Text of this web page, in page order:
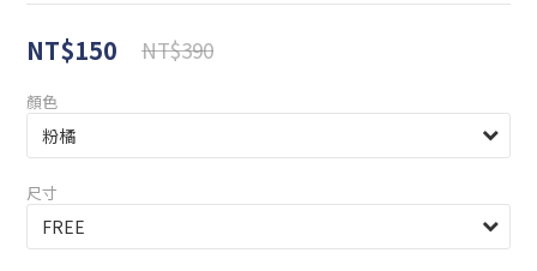
NT$150 NT$390
顏色
尺寸